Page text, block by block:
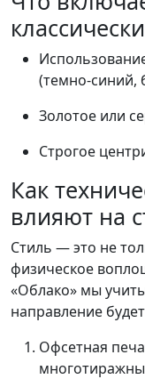
(темно-синий,
Золотое или
Строгое
Как
влияют на
Стиль — это не
физическое
«Облако» мы
направление
Офсетная